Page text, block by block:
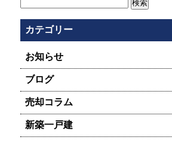
カテゴリー
お知らせ
ブログ
売却コラム
新築一戸建